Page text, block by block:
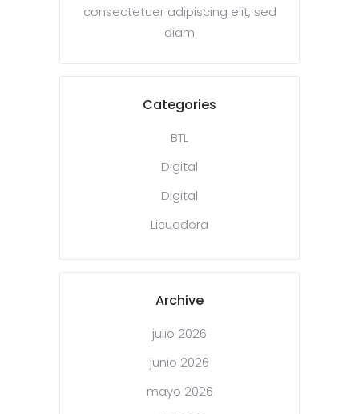
consectetuer adipiscing elit, sed
diam
Categories
BTL
Digital
Digital
Licuadora
Archive
julio 2026
junio 2026
mayo 2026